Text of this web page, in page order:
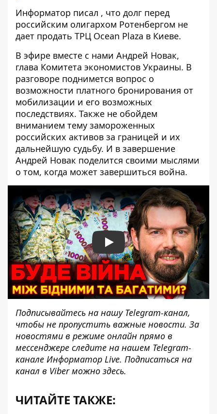
Информатор писал , что долг перед
российским олигархом Ротенбергом не
дает продать ТРЦ Ocean Plaza в Киеве.
В эфире вместе с нами Андрей Новак,
глава Комитета экономистов Украины. В
разговоре поднимется вопрос о
возможности платного бронирования от
мобилизации и его возможных
последствиях. Также не обойдем
вниманием тему замороженных
российских активов за границей и их
дальнейшую судьбу. И в завершение
Андрей Новак поделится своими мыслями
о том, когда может завершиться война.
Play
Подписывайтесь на нашу Telegram-канал,
чтобы не пропустить важные новости. За
новостями в режиме онлайн прямо в
мессенджере следите на нашем Telegram-
канале Информатор Live. Подписаться на
канал в Viber можно здесь.
ЧИТАЙТЕ ТАКЖЕ: